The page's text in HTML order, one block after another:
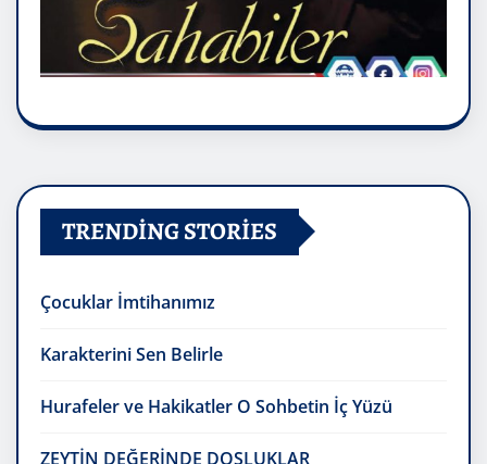
TRENDING STORIES
Çocuklar İmtihanımız
Karakterini Sen Belirle
Hurafeler ve Hakikatler O Sohbetin İç Yüzü
ZEYTİN DEĞERİNDE DOSLUKLAR